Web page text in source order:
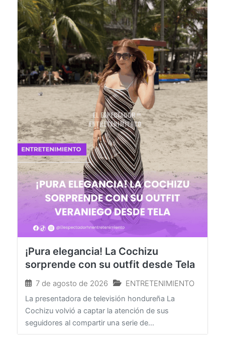
¡Pura elegancia! La Cochizu
7 de agosto de 2026 ENTRETENIMIENTO
La presentadora de televisión hondureña La
Cochizu volvió a captar la atención de sus
seguidores al compartir una serie de...